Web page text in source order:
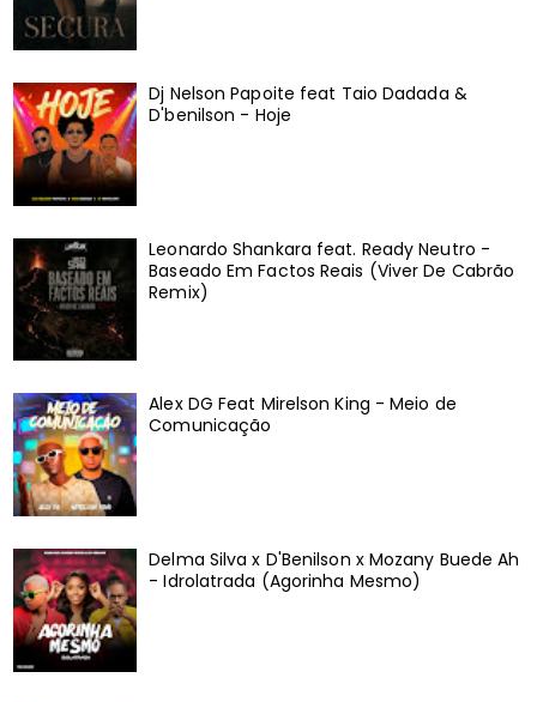
Dj Nelson Papoite feat Taio Dadada &
D'benilson - Hoje
Leonardo Shankara feat. Ready Neutro -
Baseado Em Factos Reais (Viver De Cabrão
Remix)
Alex DG Feat Mirelson King - Meio de
Comunicação
Delma Silva x D'Benilson x Mozany Buede Ah
- Idrolatrada (Agorinha Mesmo)